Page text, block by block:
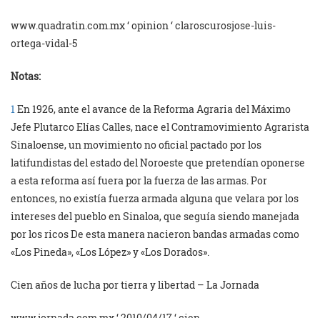
www.quadratin.com.mx ‘ opinion ‘ claroscurosjose-luis-
ortega-vidal-5
Notas:
1 En 1926, ante el avance de la Reforma Agraria del Máximo
Jefe Plutarco Elías Calles, nace el Contramovimiento Agrarista
Sinaloense, un movimiento no oficial pactado por los
latifundistas del estado del Noroeste que pretendían oponerse
a esta reforma así fuera por la fuerza de las armas. Por
entonces, no existía fuerza armada alguna que velara por los
intereses del pueblo en Sinaloa, que seguía siendo manejada
por los ricos De esta manera nacieron bandas armadas como
«Los Pineda», «Los López» y «Los Dorados».
Cien años de lucha por tierra y libertad – La Jornada